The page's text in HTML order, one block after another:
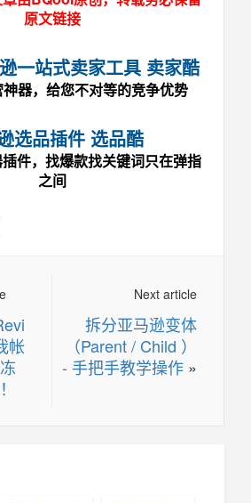
原文链接
一站式卖家工具 卖家酷
器，给您不对等的竞争优势
选品插件 选品酷
件，找爆款找关键词只在弹指
之间
Next article
拆分亚马逊变体
（Parent / Child ）
- 手把手教学操作 »
帐